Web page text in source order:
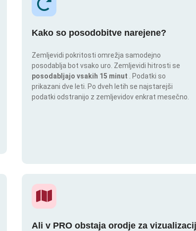
Kako so posodobitve narejene?
Zemljevidi pokritosti omrežja samodejno
posodablja bot vsako uro. Zemljevidi hitrosti se
posodabljajo vsakih 15 minut
. Podatki so
prikazani dve leti. Po dveh letih se najstarejši
podatki odstranijo z zemljevidov enkrat mesečno.
Ali v PRO obstaja orodje za